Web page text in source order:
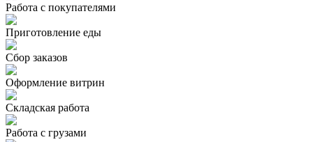
Работа с покупателями
Приготовление еды
Сбор заказов
Оформление витрин
Складская работа
Работа с грузами